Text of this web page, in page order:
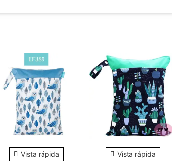
Vista rápida
Vista rápida